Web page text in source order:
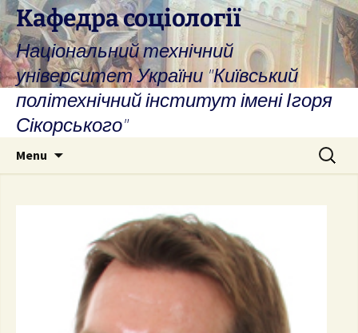
Skip
to
content
Кафедра соціології
Національний технічний
університет України "Київський
політехнічний інститут імені Ігоря
Сікорського"
Menu
Search
for: